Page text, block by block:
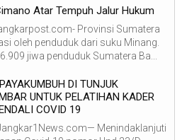
Atar Tempuh Jalur Hukum
Provinsi Sumatera
oleh penduduk dari suku Minang.
jiwa penduduk Sumatera Ba...
DI TUNJUK
UNTUK PELATIHAN KADER
COVID 19
Menindaklanjuti